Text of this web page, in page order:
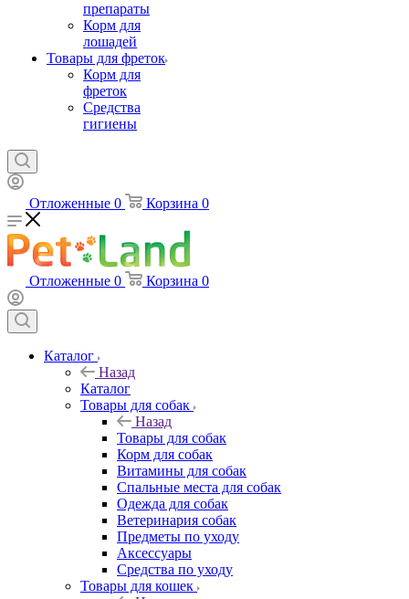
препараты
Корм для
лошадей
Товары для фреток
Корм для
фреток
Средства
гигиены
Отложенные 0 Корзина 0
Отложенные 0 Корзина 0
Каталог
Назад
Каталог
Товары для собак
Назад
Товары для собак
Корм для собак
Витамины для собак
Спальные места для собак
Одежда для собак
Ветеринария собак
Предметы по уходу
Аксессуары
Средства по уходу
Товары для кошек